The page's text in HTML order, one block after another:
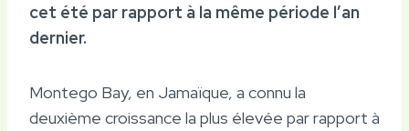
cet été par rapport à la même période l’an
dernier.
Montego Bay, en Jamaïque, a connu la
deuxième croissance la plus élevée par rapport à